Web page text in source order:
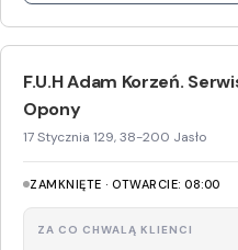
F.U.H Adam Korzeń.
Opony
17 Stycznia 129, 38-200 Jasło
ZAMKNIĘTE · OTWARCIE: 08:00
ZA CO CHWALĄ KLIENCI